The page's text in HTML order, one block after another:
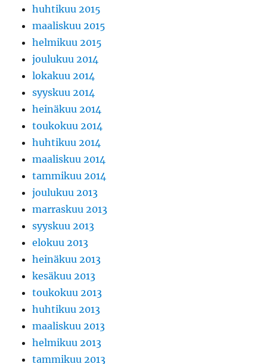
huhtikuu 2015
maaliskuu 2015
helmikuu 2015
joulukuu 2014
lokakuu 2014
syyskuu 2014
heinäkuu 2014
toukokuu 2014
huhtikuu 2014
maaliskuu 2014
tammikuu 2014
joulukuu 2013
marraskuu 2013
syyskuu 2013
elokuu 2013
heinäkuu 2013
kesäkuu 2013
toukokuu 2013
huhtikuu 2013
maaliskuu 2013
helmikuu 2013
tammikuu 2013